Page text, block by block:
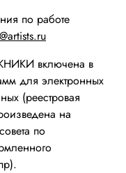
по работе
включена в
для электронных
(реестровая
на
по